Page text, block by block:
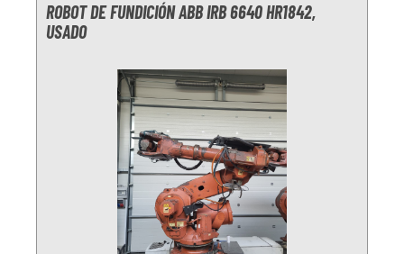
ROBOT DE FUNDICIÓN ABB IRB 6640 HR1842,
USADO